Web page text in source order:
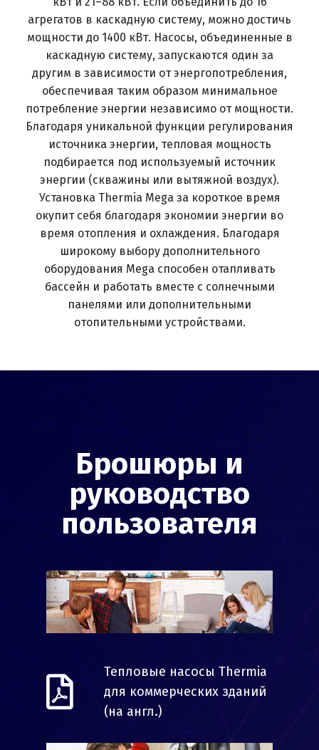
агрегатов в каскадную систему, можно достичь
мощности до 1400 кВт. Насосы, объединенные в
каскадную систему, запускаются один за
другим в зависимости от энергопотребления,
обеспечивая таким образом минимальное
потребление энергии независимо от мощности.
Благодаря уникальной функции регулирования
источника энергии, тепловая мощность
подбирается под используемый источник
энергии (скважины или вытяжной воздух).
Установка Thermia Mega за короткое время
окупит себя благодаря экономии энергии во
время отопления и охлаждения. Благодаря
широкому выбору дополнительного
оборудования Mega способен отапливать
бассейн и работать вместе с солнечными
панелями или дополнительными
отопительными устройствами.
Брошюры и
руководство
пользователя
Тепловые насосы Thermia
для коммерческих зданий
(на англ.)